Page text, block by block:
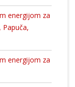
energijom za
Papuča,
energijom za